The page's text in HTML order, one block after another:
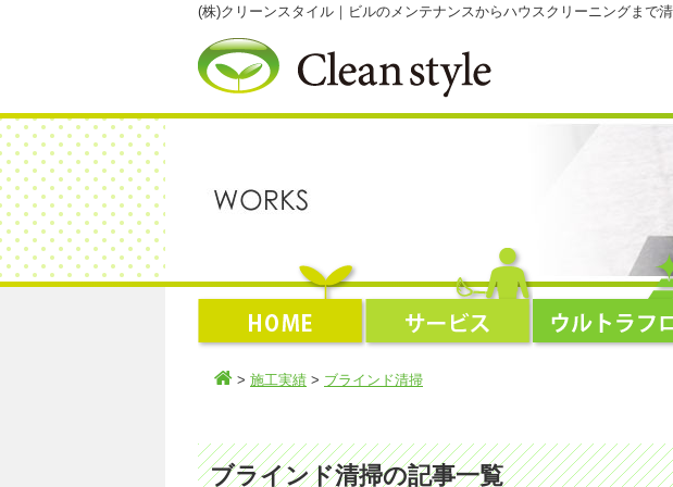
(株)クリーンスタイル｜ビルのメンテナンスからハウスクリーニングまで
> 施工実績 > ブラインド清掃
ブラインド清掃の記事一覧